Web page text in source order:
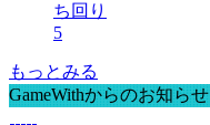
ち回り
5
もっとみる
GameWithからのお知らせ